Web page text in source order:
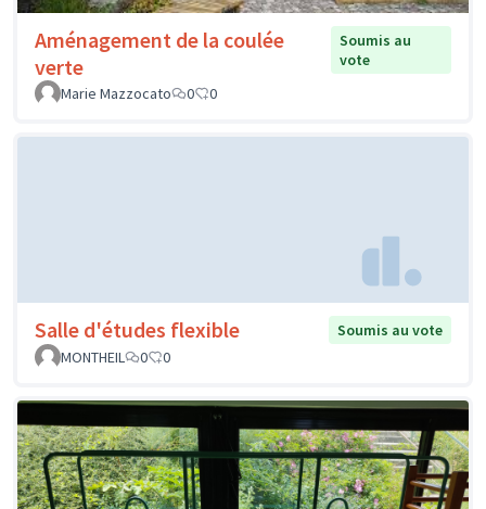
Aménagement de la coulée
verte
Soumis au
vote
Marie Mazzocato
0 0
Salle d'études flexible
Soumis au vote
MONTHEIL
0 0